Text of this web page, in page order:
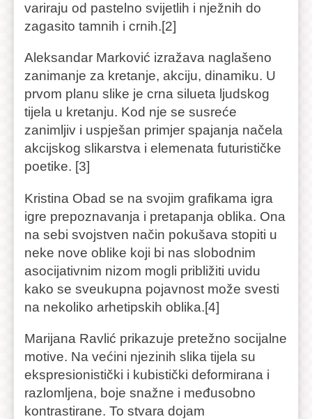
variraju od pastelno svijetlih i nježnih do
zagasito tamnih i crnih.[2]
Aleksandar Marković izražava naglašeno
zanimanje za kretanje, akciju, dinamiku. U
prvom planu slike je crna silueta ljudskog
tijela u kretanju. Kod nje se susreće
zanimljiv i uspješan primjer spajanja načela
akcijskog slikarstva i elemenata futurističke
poetike. [3]
Kristina Obad se na svojim grafikama igra
igre prepoznavanja i pretapanja oblika. Ona
na sebi svojstven način pokušava stopiti u
neke nove oblike koji bi nas slobodnim
asocijativnim nizom mogli približiti uvidu
kako se sveukupna pojavnost može svesti
na nekoliko arhetipskih oblika.[4]
Marijana Ravlić prikazuje pretežno socijalne
motive. Na većini njezinih slika tijela su
ekspresionistički i kubistički deformirana i
razlomljena, boje snažne i međusobno
kontrastirane. To stvara dojam